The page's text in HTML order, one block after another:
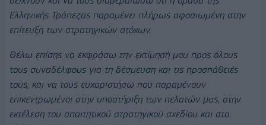
Ελληνικής Τράπεζας παραμένει πλήρως αφοσιωμένη στην
επίτευξη των στρατηγικών στόχων.
Θέλω επίσης να εκφράσω την εκτίμησή μου προς όλους
τους συναδέλφους για τη δέσμευση και τις προσπάθειές
τους, και να τους ευχαριστήσω που παραμένουν
επικεντρωμένοι στην υποστήριξη των πελατών μας, στην
εκτέλεση του απαιτητικού στρατηγικού σχεδίου και στο